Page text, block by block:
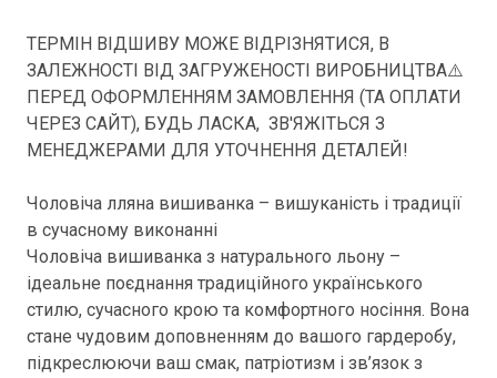
ТЕРМІН ВІДШИВУ МОЖЕ ВІДРІЗНЯТИСЯ, В
ЗАЛЕЖНОСТІ ВІД ЗАГРУЖЕНОСТІ ВИРОБНИЦТВА⚠️
ПЕРЕД ОФОРМЛЕННЯМ ЗАМОВЛЕННЯ (ТА ОПЛАТИ
ЧЕРЕЗ САЙТ), БУДЬ ЛАСКА, ЗВ'ЯЖІТЬСЯ З
МЕНЕДЖЕРАМИ ДЛЯ УТОЧНЕННЯ ДЕТАЛЕЙ!
Чоловіча лляна вишиванка – вишуканість і традиції
в сучасному виконанні
Чоловіча вишиванка з натурального льону –
ідеальне поєднання традиційного українського
стилю, сучасного крою та комфортного носіння. Вона
стане чудовим доповненням до вашого гардеробу,
підкреслюючи ваш смак, патріотизм і зв’язок з